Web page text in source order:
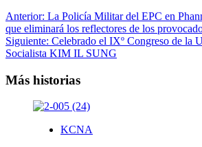
Navegación
de
entradas
Anterior: La Policía Militar del EPC en
que eliminará los reflectores de los
Siguiente: Celebrado el IXº Congreso de la
Socialista KIM IL SUNG
Más historias
KCNA